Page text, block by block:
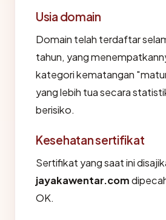
Usia domain
Domain telah terdaftar
tahun, yang
kategori kematangan
yang lebih tua secara
berisiko.
Kesehatan sertifikat
Sertifikat yang saat ini
jayakawentar.com
OK.